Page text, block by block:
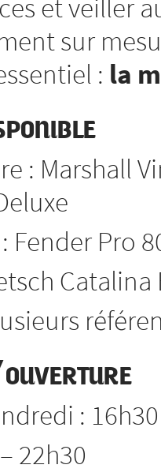
et veiller
sur
: la
: Marshall
Fender Pro
Catalina
:
22h30